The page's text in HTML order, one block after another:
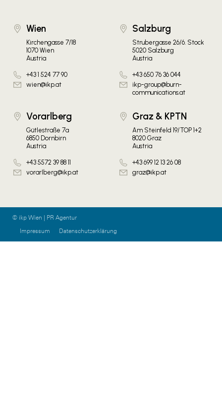
Wien
Kirchengasse 7/18
1070 Wien
Austria
+43 1 524 77 90
wien@ikp.at
Salzburg
Strubergasse 26/6. Stock
5020 Salzburg
Austria
+43 650 76 36 044
ikp-group@burn-
communications.at
Vorarlberg
Gütlestraße 7a
6850 Dornbirn
Austria
+43 5572 39 88 11
vorarlberg@ikp.at
Graz & KPTN
Am Steinfeld 19/TOP 1+2
8020 Graz
Austria
+43 699 12 13 26 08
graz@ikp.at
© ikp Wien | PR Agentur
Impressum
Datenschutzerklärung